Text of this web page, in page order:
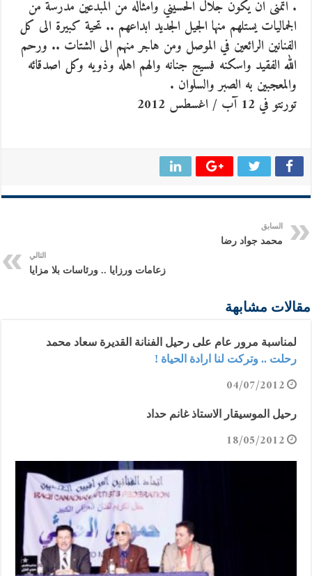
. اتمنى ان يكون جلال الحسيني وامثاله من المبدعين مدرسة من
الجماليات يستلهم منها الجيل الجديد ابداعهم .. تحية كبيرة الى كل
الفنانين الرائعين في الموصل ومن هاجر منهم الى الشتات .. ورحم
الله الفقيد واسكنه فسيج جنانه والهم اهله وذويه وكل اصدقائه
والمعجبين به الصبر والسلوان .
تورنتو في 12 آب / اغسطس 2012
السابق
محمد جواد رضا
التالي
زعامات ورزايا .. ورئاسات بلا مزايا
مقالات مشابهة
لمناسبة مرور عام على رحيل الفنانة القديرة سعاد محمد
رحلت .. وتركت لنا ارادة الحياة !
04/07/2012
رحيل الموسيقار الاستاذ غانم حداد
18/05/2012